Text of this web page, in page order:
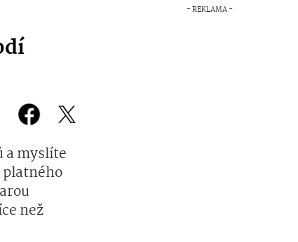
a myslíte
platného
než